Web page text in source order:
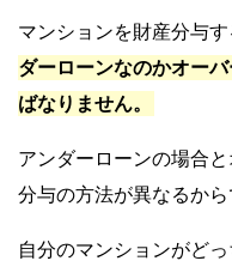
マンションを財産分与す
ダーローンなのかオー
ばなりません。
アンダーローンの場合
分与の方法が異なるから
自分のマンションがど